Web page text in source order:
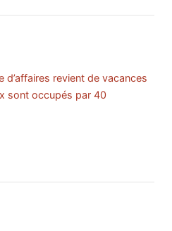
revient de vacances
sont occupés par 40